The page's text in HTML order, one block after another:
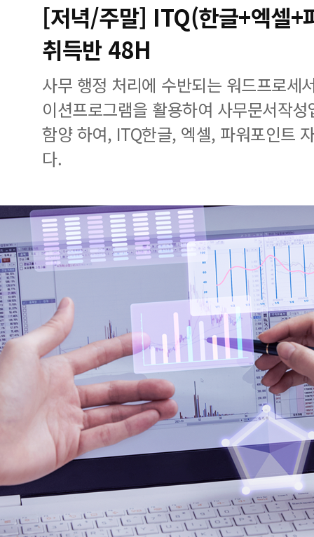
[저녁/주말] ITQ(한글+엑셀+
취득반 48H
사무 행정 처리에 수반되는 워드프로세
이션프로그램을 활용하여 사무문서작
함양 하여, ITQ한글, 엑셀, 파워포인트
다.